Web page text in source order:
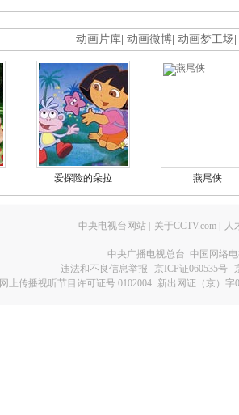
动画片库 动画微博 动画梦工场
爱探险的朵拉 燕尾侠
中央电视台网站 关于CCTV.com 人
中央广播电视总台 中国网络
违法和不良信息举报
京ICP证060535号
网上传播视听节目许可证号 0102004 新出网证（京）